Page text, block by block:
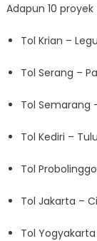
Adapun 10
Tol Krian –
Tol Serang –
Tol Semarang
Tol Kediri –
Tol
Tol Jakarta –
Tol